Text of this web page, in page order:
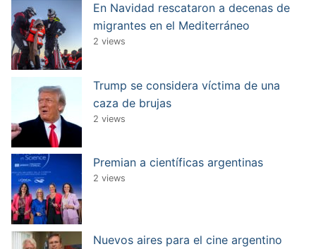
En Navidad rescataron a decenas de
migrantes en el Mediterráneo
2 views
Trump se considera víctima de una
caza de brujas
2 views
Premian a científicas argentinas
2 views
Nuevos aires para el cine argentino